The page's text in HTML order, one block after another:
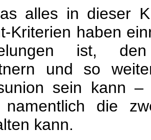
alles in dieser
Kriterien haben
ist, den
und so
sein kann
namentlich die
kann.